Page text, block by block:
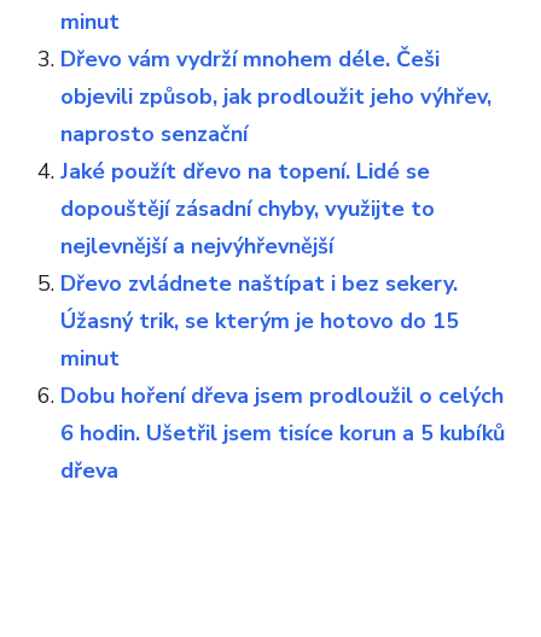
minut
Dřevo vám vydrží mnohem déle. Češi
objevili způsob, jak prodloužit jeho výhřev,
naprosto senzační
Jaké použít dřevo na topení. Lidé se
dopouštějí zásadní chyby, využijte to
nejlevnější a nejvýhřevnější
Dřevo zvládnete naštípat i bez sekery.
Úžasný trik, se kterým je hotovo do 15
minut
Dobu hoření dřeva jsem prodloužil o celých
6 hodin. Ušetřil jsem tisíce korun a 5 kubíků
dřeva